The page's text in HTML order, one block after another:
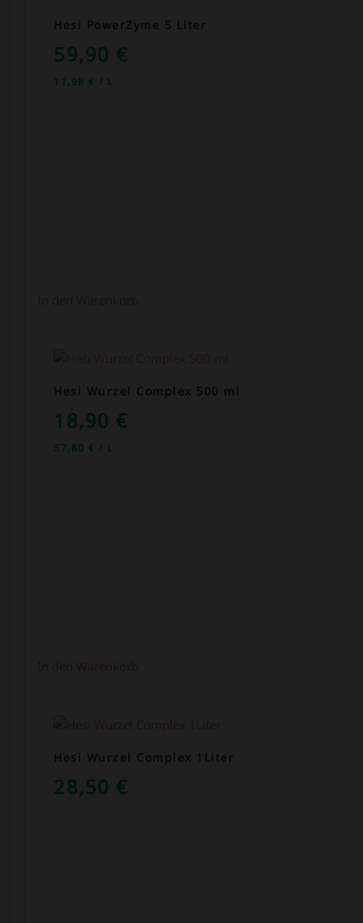
Hesi PowerZyme 5 Liter
59,90 €
11,98 € / L
Hesi Wurzel Complex 500 ml
18,90 €
37,80 € / L
Hesi Wurzel Complex 1Liter
28,50 €